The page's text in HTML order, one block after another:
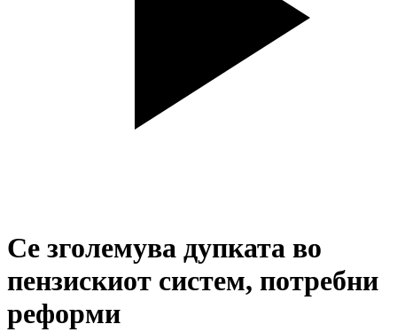
Се зголемува дупката во
пензискиот систем, потребни
реформи